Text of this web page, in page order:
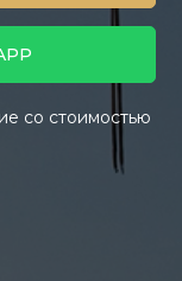
со стоимостью